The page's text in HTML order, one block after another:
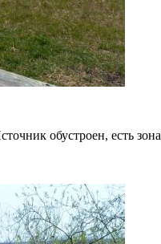
обустроен, есть